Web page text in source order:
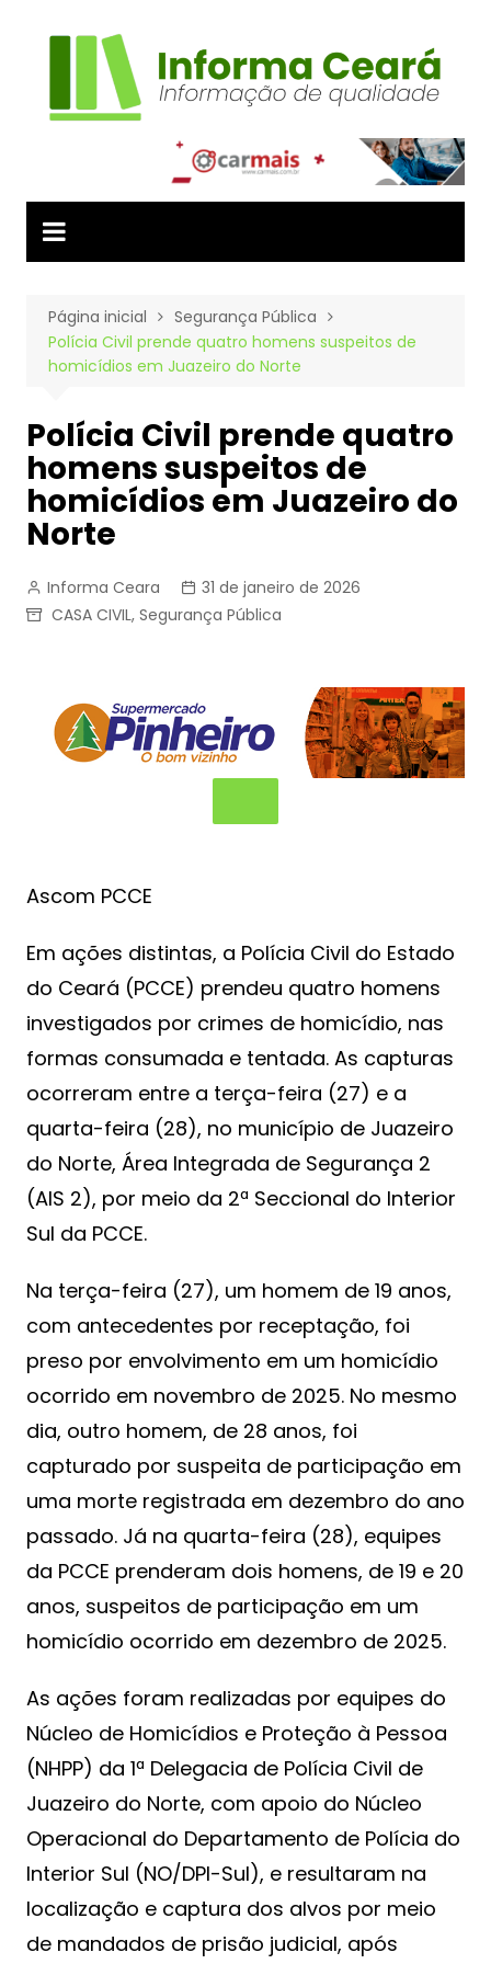
Página inicial
Segurança Pública
Polícia Civil prende quatro homens suspeitos de
homicídios em Juazeiro do Norte
Polícia Civil prende quatro
homens suspeitos de
homicídios em Juazeiro do
Norte
Informa Ceara
31 de janeiro de 2026
CASA CIVIL, Segurança Pública
Ascom PCCE
Em ações distintas, a Polícia Civil do Estado
do Ceará (PCCE) prendeu quatro homens
investigados por crimes de homicídio, nas
formas consumada e tentada. As capturas
ocorreram entre a terça-feira (27) e a
quarta-feira (28), no município de Juazeiro
do Norte, Área Integrada de Segurança 2
(AIS 2), por meio da 2ª Seccional do Interior
Sul da PCCE.
Na terça-feira (27), um homem de 19 anos,
com antecedentes por receptação, foi
preso por envolvimento em um homicídio
ocorrido em novembro de 2025. No mesmo
dia, outro homem, de 28 anos, foi
capturado por suspeita de participação em
uma morte registrada em dezembro do ano
passado. Já na quarta-feira (28), equipes
da PCCE prenderam dois homens, de 19 e 20
anos, suspeitos de participação em um
homicídio ocorrido em dezembro de 2025.
As ações foram realizadas por equipes do
Núcleo de Homicídios e Proteção à Pessoa
(NHPP) da 1ª Delegacia de Polícia Civil de
Juazeiro do Norte, com apoio do Núcleo
Operacional do Departamento de Polícia do
Interior Sul (NO/DPI-Sul), e resultaram na
localização e captura dos alvos por meio
de mandados de prisão judicial, após